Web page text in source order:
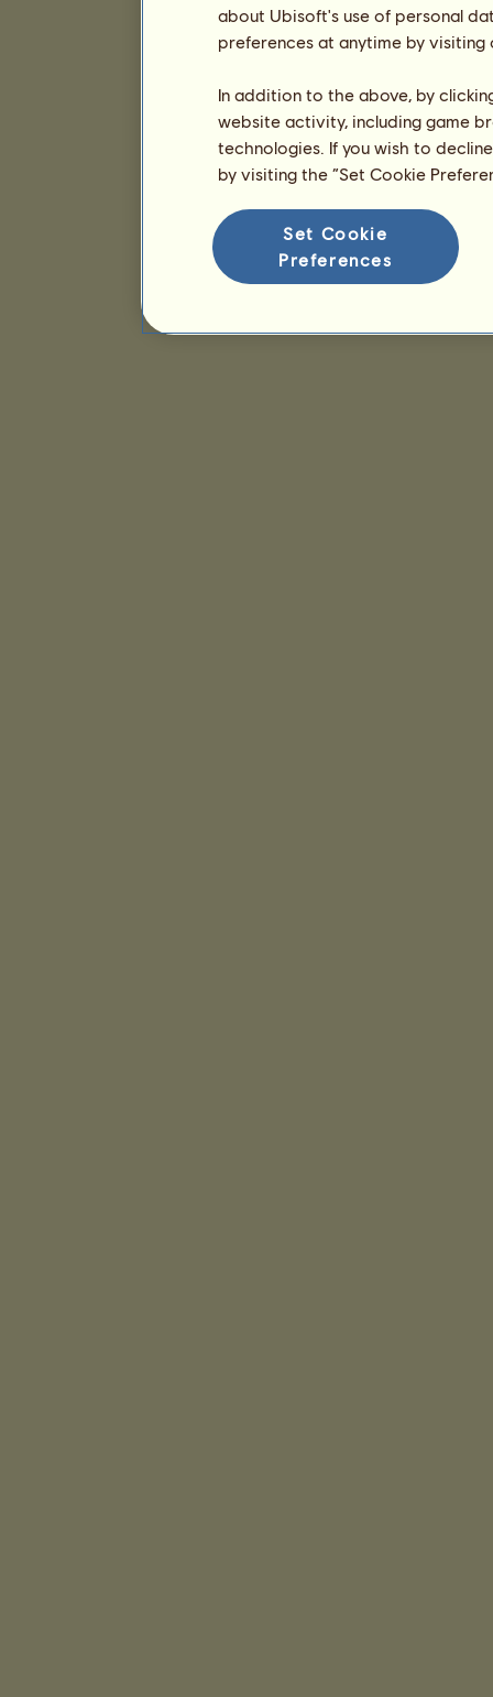
about Ubisoft's use of personal
preferences at anytime by
In addition to the above, by
website activity, including game
technologies. If you wish to
by visiting the “Set Cookie
Set Cookie
Preferences